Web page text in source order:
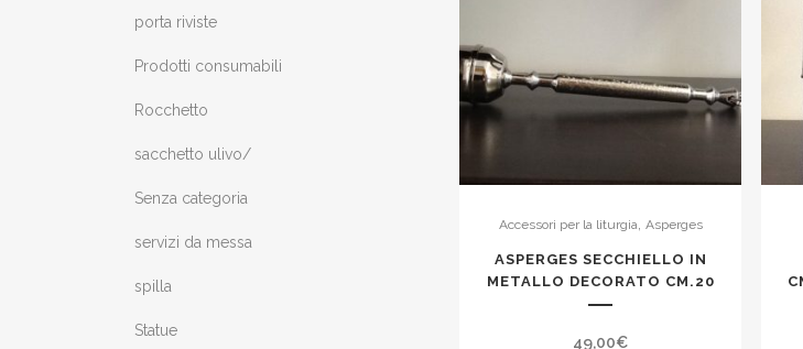
porta riviste
Prodotti consumabili
Rocchetto
sacchetto ulivo/
Senza categoria
servizi da messa
spilla
Statue
Accessori per la liturgia, Asperges
ASPERGES SECCHIELLO IN
METALLO DECORATO CM.20
49,00€